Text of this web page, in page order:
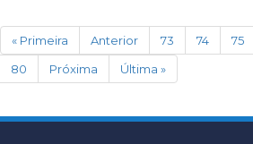
« Primeira Anterior 73 74 75
80
Próxima Última »